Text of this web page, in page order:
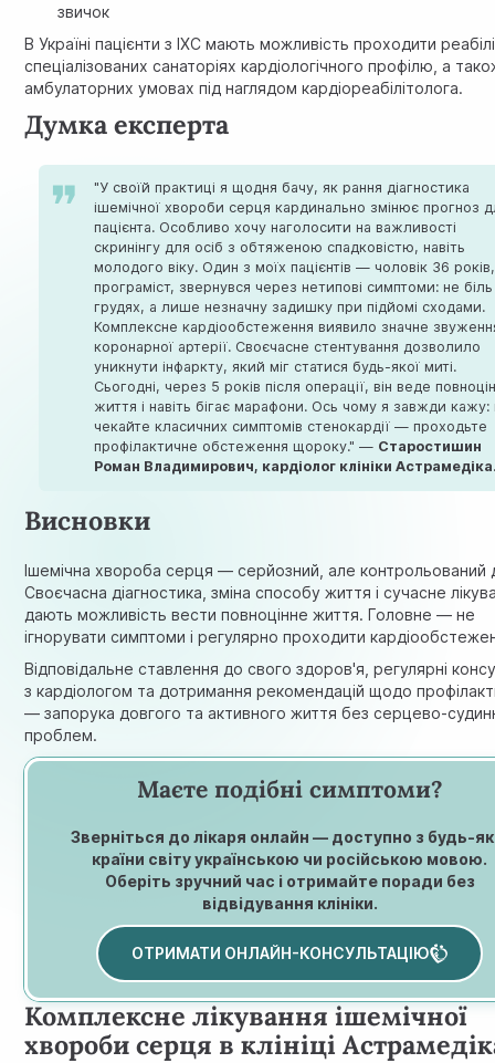
звичок
В Україні пацієнти з ІХС мають можливість проходити
спеціалізованих санаторіях кардіологічного профілю, а
амбулаторних умовах під наглядом кардіореабілітолога.
Думка експерта
"У своїй практиці я щодня бачу, як рання діагностика
ішемічної хвороби серця кардинально змінює прогноз
пацієнта. Особливо хочу наголосити на важливості
скринінгу для осіб з обтяженою спадковістю, навіть
молодого віку. Один з моїх пацієнтів — чоловік 36 років,
програміст, звернувся через нетипові симптоми: не
грудях, а лише незначну задишку при підйомі сходами.
Комплексне кардіообстеження виявило значне
коронарної артерії. Своєчасне стентування дозволило
уникнути інфаркту, який міг статися будь-якої миті.
Сьогодні, через 5 років після операції, він веде
життя і навіть бігає марафони. Ось чому я завжди кажу:
чекайте класичних симптомів стенокардії — проходьте
профілактичне обстеження щороку." — Старостишин
Роман Владимирович, кардіолог клініки Астрамедіка
Висновки
Ішемічна хвороба серця — серйозний, але контрольований
Своєчасна діагностика, зміна способу життя і сучасне
дають можливість вести повноцінне життя. Головне — не
ігнорувати симптоми і регулярно проходити
Відповідальне ставлення до свого здоров'я, регулярні
з кардіологом та дотримання рекомендацій щодо
— запорука довгого та активного життя без серцево-
проблем.
Маєте подібні симптоми?
Зверніться до лікаря онлайн — доступно з будь-
країни світу українською чи російською мовою.
Оберіть зручний час і отримайте поради без
відвідування клініки.
ОТРИМАТИ ОНЛАЙН-КОНСУЛЬТАЦІЮ
Комплексне лікування ішемічної
хвороби серця в клініці